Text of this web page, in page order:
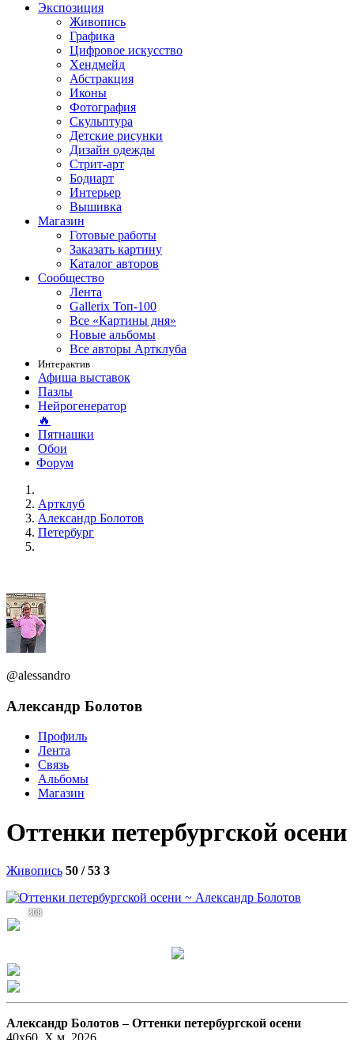
Экспозиция
Живопись
Графика
Цифровое искусство
Хендмейд
Абстракция
Иконы
Фотография
Скульптура
Детские рисунки
Дизайн одежды
Стрит-арт
Бодиарт
Интерьер
Вышивка
Магазин
Готовые работы
Заказать картину
Каталог авторов
Сообщество
Лента
Gallerix Топ-100
Все «Картины дня»
Новые альбомы
Все авторы Артклуба
Интерактив
Афиша выставок
Пазлы
Нейрогенератор
🔥
Пятнашки
Обои
Форум
Артклуб
Александр Болотов
Петербург
@alessandro
Александр Болотов
Профиль
Лента
Связь
Альбомы
Магазин
Оттенки петербургской осени
Живопись 50 / 53 3
308
Александр Болотов –Оттенки петербургской осени